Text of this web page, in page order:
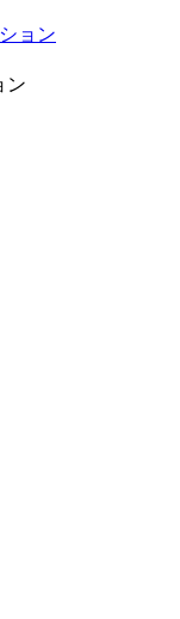
ョン
ン